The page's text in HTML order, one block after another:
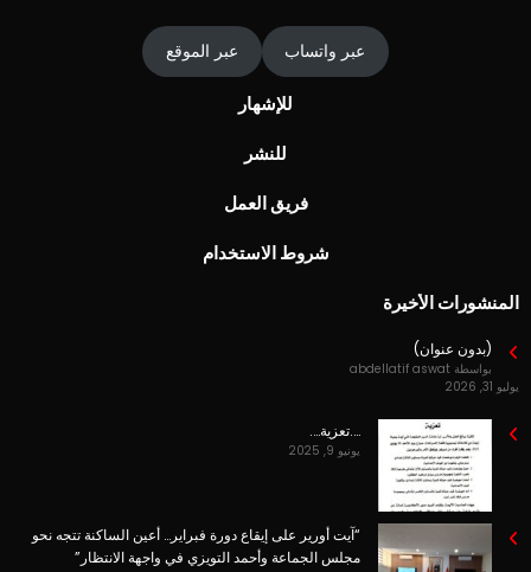
عبر واتساب عبر الموقع
للإشهار
للنشر
فريق العمل
شروط الاستخدام
المنشورات الأخيرة
(بدون عنوان)
بواسطة abdellatif aswat
يوليو 31, 2026
….تعزية….
يونيو 9, 2025
“آيت أورير على إيقاع دورة فبراير… أعين الساكنة تتجه نحو
مجلس الجماعة وأحمد التويزي في واجهة الانتظار”